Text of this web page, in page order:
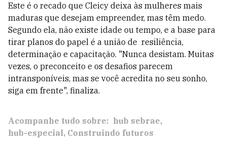
Este é o recado que Cleicy deixa às mulheres mais
maduras que desejam empreender, mas têm medo.
Segundo ela, não existe idade ou tempo, e a base para
tirar planos do papel é a união de resiliência,
determinação e capacitação. "Nunca desistam. Muitas
vezes, o preconceito e os desafios parecem
intransponíveis, mas se você acredita no seu sonho,
siga em frente", finaliza.
Acompanhe tudo sobre: hub sebrae
hub-especial Construindo futuros